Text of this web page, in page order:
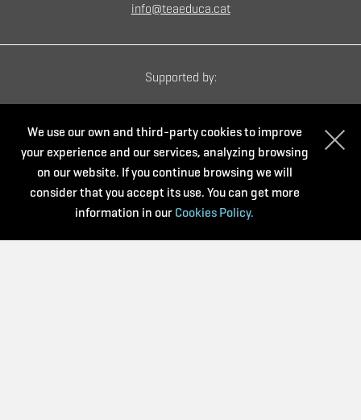
info@teaeduca.cat
Supported by:
We use our own and third-party cookies to improve
your experience and our services, analyzing browsing
on our website. If you continue browsing we will
consider that you accept its use. You can get more
information in our Cookies Policy.